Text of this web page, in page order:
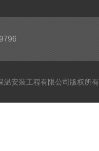
温安装工程有限公司版权所